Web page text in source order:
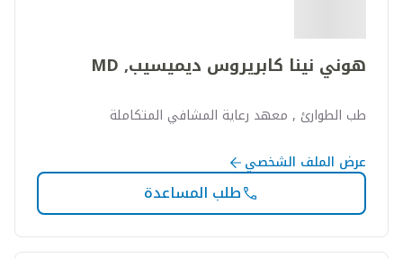
هوني نينا كابريروس ديميسيب, MD
طب الطوارئ , معهد رعاية المشافي المتكاملة
عرض الملف الشخصي
طلب المساعدة